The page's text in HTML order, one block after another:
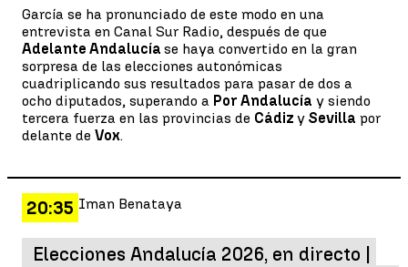
García se ha pronunciado de este modo en una
entrevista en Canal Sur Radio, después de que
Adelante Andalucía se haya convertido en la gran
sorpresa de las elecciones autonómicas
cuadriplicando sus resultados para pasar de dos a
ocho diputados, superando a Por Andalucía y siendo
tercera fuerza en las provincias de Cádiz y Sevilla por
delante de Vox.
20:35 Iman Benataya
Elecciones Andalucía 2026, en directo |